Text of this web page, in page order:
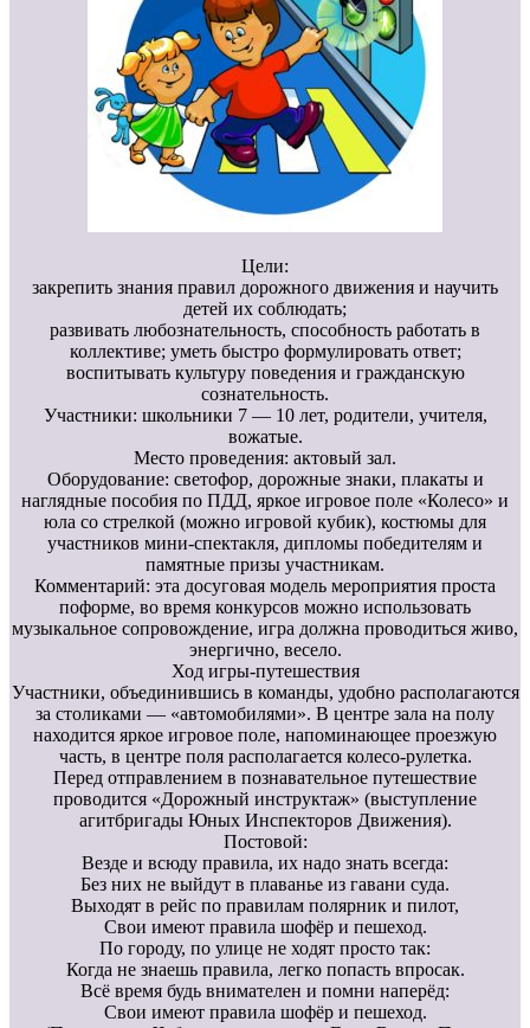
Цели:
закрепить знания правил дорожного движения и научить
детей их соблюдать;
развивать любознательность, способность работать в
коллективе; уметь быстро формулировать ответ;
воспитывать культуру поведения и гражданскую
сознательность.
Участники: школьники 7 — 10 лет, родители, учителя,
вожатые.
Место проведения: актовый зал.
Оборудование: светофор, дорожные знаки, плакаты и
наглядные пособия по ПДД, яркое игровое поле «Колесо» и
юла со стрелкой (можно игровой кубик), костюмы для
участников мини-спектакля, дипломы победителям и
памятные призы участникам.
Комментарий: эта досуговая модель мероприятия проста
поформе, во время конкурсов можно использовать
музыкальное сопровождение, игра должна проводиться живо,
энергично, весело.
Ход игры-путешествия
Участники, объединившись в команды, удобно располагаются
за столиками — «автомобилями». В центре зала на полу
находится яркое игровое поле, напоминающее проезжую
часть, в центре поля располагается колесо-рулетка.
Перед отправлением в познавательное путешествие
проводится «Дорожный инструктаж» (выступление
агитбригады Юных Инспекторов Движения).
Постовой:
Везде и всюду правила, их надо знать всегда:
Без них не выйдут в плаванье из гавани суда.
Выходят в рейс по правилам полярник и пилот,
Свои имеют правила шофёр и пешеход.
По городу, по улице не ходят просто так:
Когда не знаешь правила, легко попасть впросак.
Всё время будь внимателен и помни наперёд:
Свои имеют правила шофёр и пешеход.